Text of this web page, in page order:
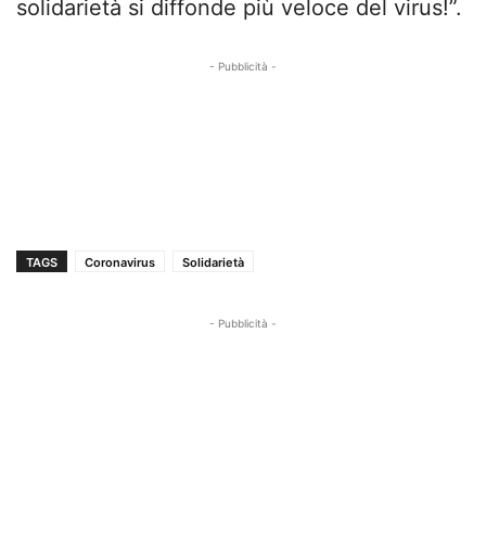
solidarietà si diffonde più veloce del virus!”.
- Pubblicità -
TAGS Coronavirus Solidarietà
- Pubblicità -